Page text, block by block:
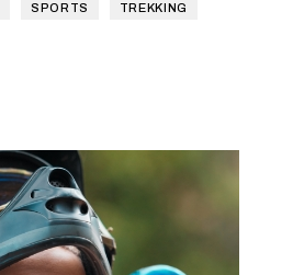
SPORTS TREKKING